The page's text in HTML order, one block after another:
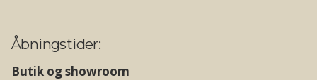
Åbningstider:
Butik og showroom